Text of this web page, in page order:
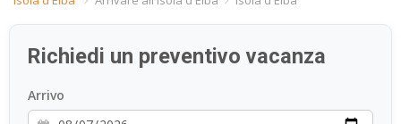
DAN
ESP
Richiedi un preventivo vacanza
Arrivo